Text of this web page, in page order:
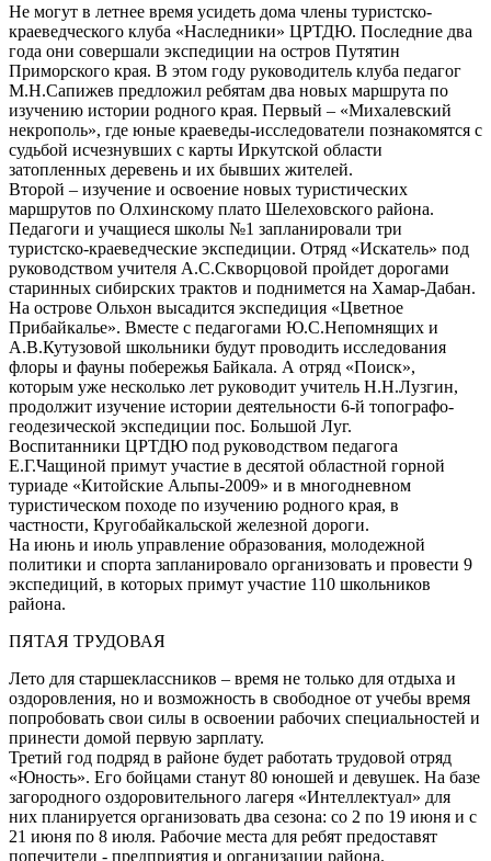
Не могут в летнее время усидеть дома члены туристско-
краеведческого клуба «Наследники» ЦРТДЮ. Последние два
года они совершали экспедиции на остров Путятин
Приморского края. В этом году руководитель клуба педагог
М.Н.Сапижев предложил ребятам два новых маршрута по
изучению истории родного края. Первый – «Михалевский
некрополь», где юные краеведы-исследователи познакомятся с
судьбой исчезнувших с карты Иркутской области
затопленных деревень и их бывших жителей.
Второй – изучение и освоение новых туристических
маршрутов по Олхинскому плато Шелеховского района.
Педагоги и учащиеся школы №1 запланировали три
туристско-краеведческие экспедиции. Отряд «Искатель» под
руководством учителя А.С.Скворцовой пройдет дорогами
старинных сибирских трактов и поднимется на Хамар-Дабан.
На острове Ольхон высадится экспедиция «Цветное
Прибайкалье». Вместе с педагогами Ю.С.Непомнящих и
А.В.Кутузовой школьники будут проводить исследования
флоры и фауны побережья Байкала. А отряд «Поиск»,
которым уже несколько лет руководит учитель Н.Н.Лузгин,
продолжит изучение истории деятельности 6-й топографо-
геодезической экспедиции пос. Большой Луг.
Воспитанники ЦРТДЮ под руководством педагога
Е.Г.Чащиной примут участие в десятой областной горной
туриаде «Китойские Альпы-2009» и в многодневном
туристическом походе по изучению родного края, в
частности, Кругобайкальской железной дороги.
На июнь и июль управление образования, молодежной
политики и спорта запланировало организовать и провести 9
экспедиций, в которых примут участие 110 школьников
района.
ПЯТАЯ ТРУДОВАЯ
Лето для старшеклассников – время не только для отдыха и
оздоровления, но и возможность в свободное от учебы время
попробовать свои силы в освоении рабочих специальностей и
принести домой первую зарплату.
Третий год подряд в районе будет работать трудовой отряд
«Юность». Его бойцами станут 80 юношей и девушек. На базе
загородного оздоровительного лагеря «Интеллектуал» для
них планируется организовать два сезона: со 2 по 19 июня и с
21 июня по 8 июля. Рабочие места для ребят предоставят
попечители - предприятия и организации района.